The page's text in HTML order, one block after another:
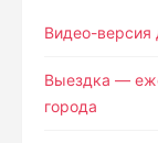
Видео-
Выездка —
города